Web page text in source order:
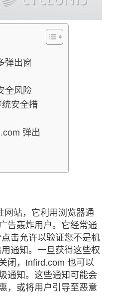
弹出窗
全风险
安全措
弹出
网站，它利用浏览器通
告轰炸用户。它经常通
击允许以验证您不是机
通知。一旦获得这些权
闭，Infird.com 也可以
通知。这些通知可能会
，或将用户引导至恶意